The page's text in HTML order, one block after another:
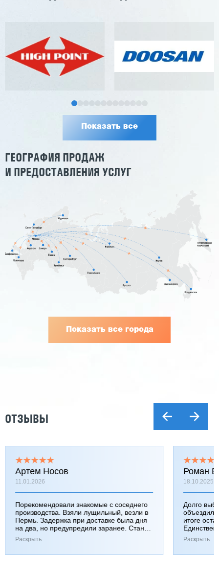
Показать все
ГЕОГРАФИЯ ПРОДАЖ
И ПРЕДОСТАВЛЕНИЯ УСЛУГ
Показать все города
ОТЗЫВЫ
Артем Носов
11.01.2026
Порекомендовали знакомые с соседнего
производства. Взяли лущильный, везли в
Пермь. Задержка при доставке была дня
на два, но предупредили заранее. Станок
работает хорошо, к качеству вопросов нет.
Раскрыть
Роман
18.10.2025
Долго
итоге
Раскрыть